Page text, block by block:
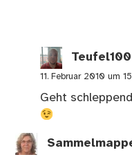
Teufel100
11. Februar 2010 um
Geht